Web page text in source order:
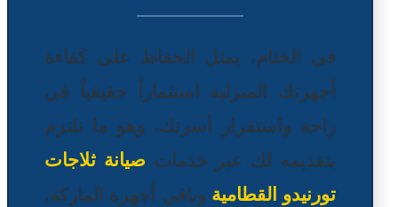
في الختام، يمثل الحفاظ على كفاءة
أجهزتك المنزلية استثماراً حقيقياً في
راحة واستقرار أسرتك، وهو ما نلتزم
بتقديمه لك عبر خدمات صيانة ثلاجات
تورنيدو القطامية وباقي أجهزة الماركة.